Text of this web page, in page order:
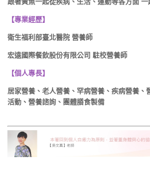
跟著黃魚一起從疾病、生活、運動等各方面 一
【專業經歷】
衛生福利部臺北醫院 營養師
宏遠國際餐飲股份有限公司 駐校營養師
【個人專長】
居家營養、老人營養、罕病營養、疾病營養、
活動、營養諮詢、團體膳食製備